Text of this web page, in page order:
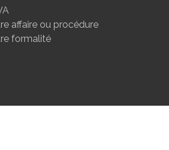
affaire ou procédure
formalité